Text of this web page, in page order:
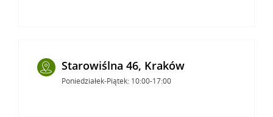
Starowiślna 46, Kraków
Poniedziałek-Piątek: 10:00-17:00